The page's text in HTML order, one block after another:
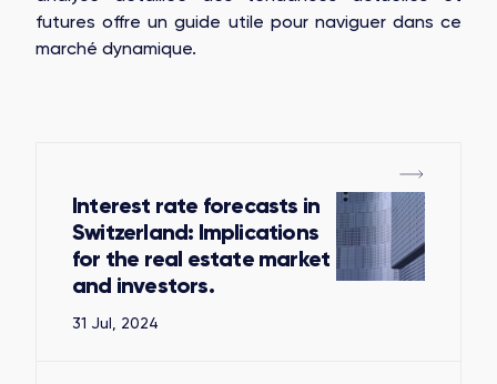
futures offre un guide utile pour naviguer dans ce
marché dynamique.
Interest rate forecasts in
Switzerland: Implications
for the real estate market
and investors.
31 Jul, 2024